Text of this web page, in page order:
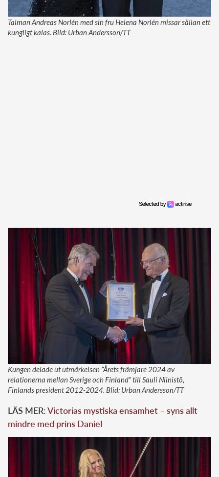
Talman Andreas Norlén med sin fru Helena Norlén missar sällan ett
kungligt kalas. Bild: Urban Andersson/TT
Kungen delade ut utmärkelsen ”Årets främjare 2024 av
relationerna mellan Sverige och Finland” till Sauli Niinistö,
Finlands president 2012-2024. Blid: Urban Andersson/TT
LÄS MER:Victorias mystiska ensamhet – syns allt
mindre med prins Daniel